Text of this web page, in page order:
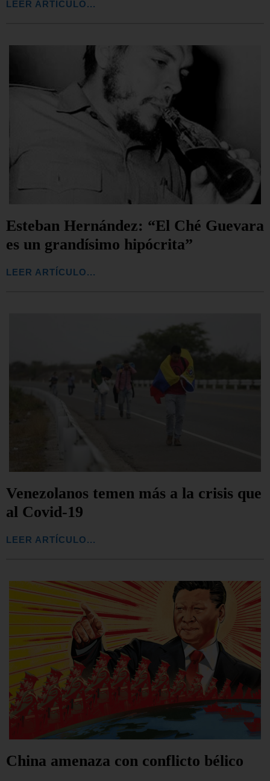
LEER ARTÍCULO...
Esteban Hernández: “El Ché Guevara
es un grandísimo hipócrita”
LEER ARTÍCULO...
Venezolanos temen más a la crisis que
al Covid-19
LEER ARTÍCULO...
China amenaza con conflicto bélico